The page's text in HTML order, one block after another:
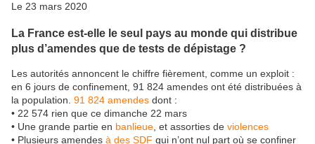
Le 23 mars 2020
La France est-elle le seul pays au monde qui distribue
plus d’amendes que de tests de dépistage ?
Les autorités annoncent le chiffre fièrement, comme un exploit :
en 6 jours de confinement, 91 824 amendes ont été distribuées à
la population. 91 824 amendes dont :
• 22 574 rien que ce dimanche 22 mars
• Une grande partie en banlieue , et assorties de violences
• Plusieurs amendes à des SDF qui n’ont nul part où se confiner